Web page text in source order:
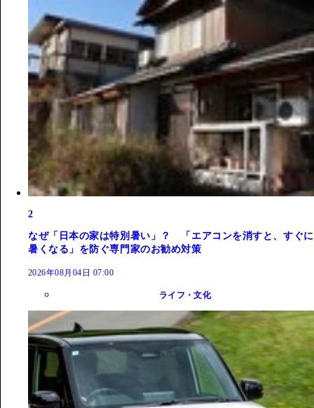
2
なぜ「日本の家は特別暑い」？ 「エアコンを消すと、すぐに
暑くなる」を防ぐ専門家のお勧め対策
2026年08月04日 07:00
ライフ・文化